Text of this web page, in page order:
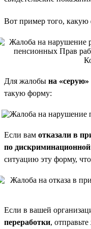
Вот пример того,
Для жалобы на «серую»
такую форму:
Если вам отказали в
по
ситуацию эту форму,
Если в вашей
переработки,